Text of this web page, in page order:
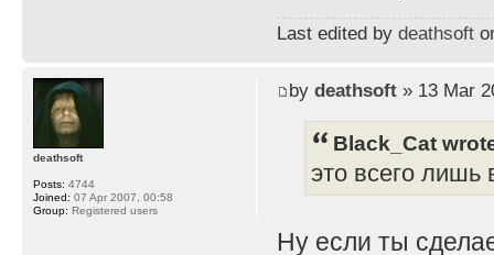
Last edited by deathsoft
by deathsoft» 13 Mar
Black_Cat
это всего лишь
Ну если ты
deathsoft
Posts: 4744
Joined: 07 Apr 2007, 00:58
Group: Registered users